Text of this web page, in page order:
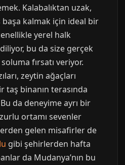
Kalabalıktan uzak,
kalmak için ideal bir
yerel halk
bu da size gerçek
fırsatı veriyor.
zeytin ağaçları
taş binanın terasında
da deneyime ayrı bir
ortamı sevenler
gelen misafirler de
gibi şehirlerden hafta
da Mudanya’nın bu